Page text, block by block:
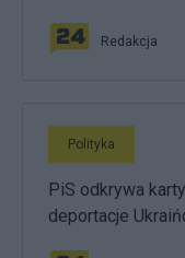
Redakcja
Polityka
PiS odkrywa
deportacje